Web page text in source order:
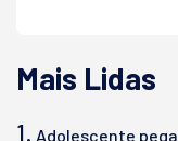
Mais Lidas
1. Adolescente